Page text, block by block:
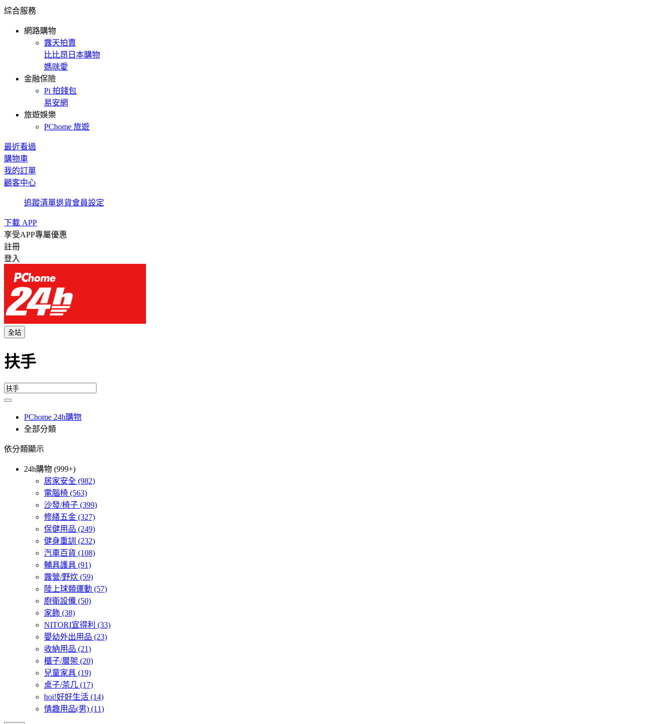
綜合服務
網路購物
露天拍賣
比比昂日本購物
媽咪愛
金融保險
Pi 拍錢包
易安網
旅遊娛樂
PChome 旅遊
最近看過
購物車
我的訂單
顧客中心
追蹤清單退貨會員設定
下載 APP
享受APP專屬優惠
註冊
登入
全站
扶手
PChome 24h購物
全部分類
依分類顯示
24h購物 (999+)
居家安全 (982)
電腦椅 (563)
沙發/椅子 (399)
修繕五金 (327)
保健用品 (249)
健身重訓
(232)
汽車百貨 (108)
輔具護具 (91)
露營/野炊 (59)
陸上球類運動 (57)
廚衛設備 (50)
家飾 (38)
NITORI宜得利 (33)
嬰幼外出用品 (23)
收納用品 (21)
櫃子/層架 (20)
兒童家具 (19)
桌子/茶几 (17)
hoi!好好生活 (14)
情趣用品(男) (11)